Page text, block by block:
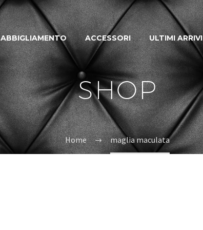
ABBIGLIAMENTO ACCESSORI ULTIMI ARRIVI
SHOP
Home maglia maculata